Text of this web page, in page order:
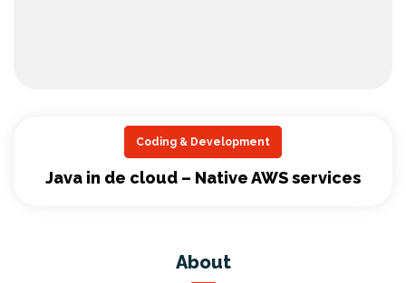
Coding & Development
Java in de cloud – Native AWS services
About